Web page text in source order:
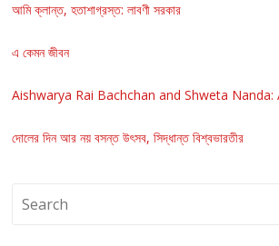
আমি ক্লান্ত, হতাশাগ্রস্ত: লাবণী সরকার
এ কেমন জীবন
Aishwarya Rai Bachchan and Shweta Nanda:
দোলের দিন আর নয় বসন্ত উৎসব, সিদ্ধান্ত বিশ্বভারতীর